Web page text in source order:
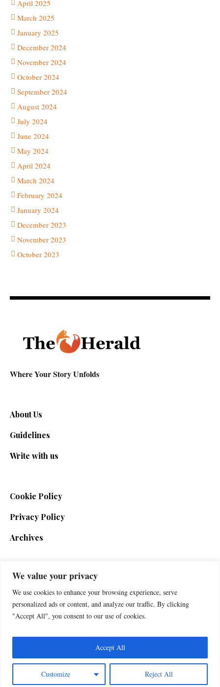
We value your privacy
We use cookies to enhance your browsing experience, serve
personalized ads or content, and analyze our traffic. By clicking
"Accept All", you consent to our use of cookies.
Customize Reject All
Accept All
April 2025
March 2025
January 2025
December 2024
November 2024
October 2024
September 2024
August 2024
July 2024
June 2024
May 2024
April 2024
March 2024
February 2024
January 2024
December 2023
November 2023
October 2023
Where Your Story Unfolds
About Us
Guidelines
Write with us
Cookie Policy
Privacy Policy
Archives
SIGN UP FOR THE NEWSLETTER
Foxherald © 2025 / All Rights Reserved